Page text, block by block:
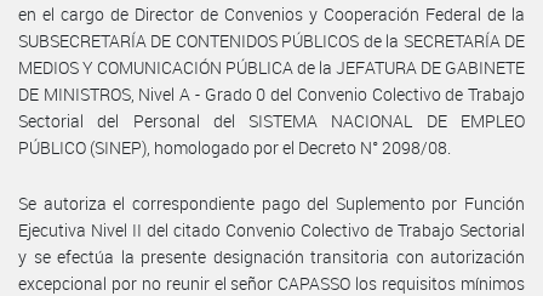
en el cargo de Director de Convenios y Cooperación Federal de la
SUBSECRETARÍA DE CONTENIDOS PÚBLICOS de la SECRETARÍA DE
MEDIOS Y COMUNICACIÓN PÚBLICA de la JEFATURA DE GABINETE
DE MINISTROS, Nivel A - Grado 0 del Convenio Colectivo de Trabajo
Sectorial del Personal del SISTEMA NACIONAL DE EMPLEO
PÚBLICO (SINEP), homologado por el Decreto N° 2098/08.
Se autoriza el correspondiente pago del Suplemento por Función
Ejecutiva Nivel II del citado Convenio Colectivo de Trabajo Sectorial
y se efectúa la presente designación transitoria con autorización
excepcional por no reunir el señor CAPASSO los requisitos mínimos